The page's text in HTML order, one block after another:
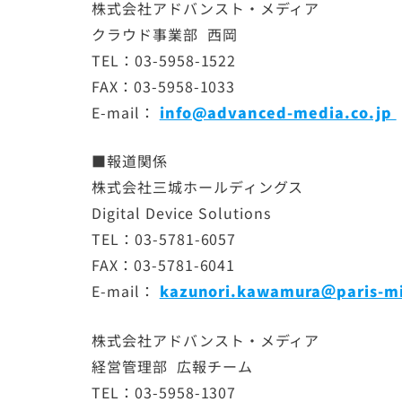
株式会社アドバンスト・メディア
クラウド事業部 西岡
TEL：03-5958-1522
FAX：03-5958-1033
E-mail： info@advanced-media.co.jp
■報道関係
株式会社三城ホールディングス
Digital Device Solutions
TEL：03-5781-6057
FAX：03-5781-6041
E-mail： kazunori.kawamura＠paris-
株式会社アドバンスト・メディア
経営管理部 広報チーム
TEL：03-5958-1307